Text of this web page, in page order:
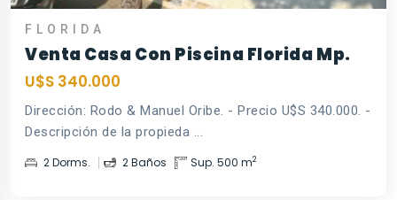
FLORIDA
Venta Casa Con Piscina Florida Mp.
U$S 340.000
Dirección: Rodo & Manuel Oribe. - Precio U$S 340.000. -
Descripción de la propieda ...
2 Dorms. 2 Baños Sup. 500 m2